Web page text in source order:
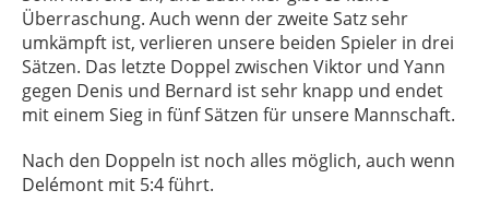
Überraschung. Auch wenn der zweite Satz sehr
umkämpft ist, verlieren unsere beiden Spieler in drei
Sätzen. Das letzte Doppel zwischen Viktor und Yann
gegen Denis und Bernard ist sehr knapp und endet
mit einem Sieg in fünf Sätzen für unsere Mannschaft.
Nach den Doppeln ist noch alles möglich, auch wenn
Delémont mit 5:4 führt.